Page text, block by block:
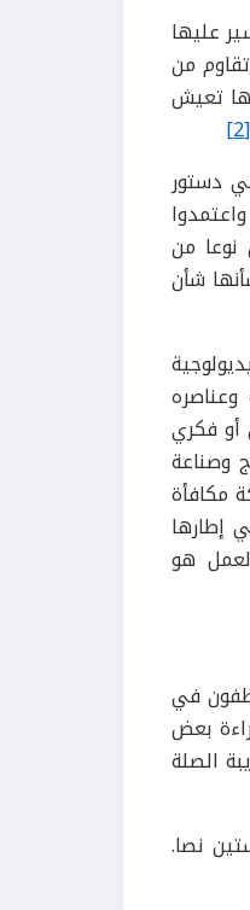
عليها
من
تعيش
[2]
دستور
نوعا من
شأن
أو فكري
وصناعة
مكافأة
إطارها
هو
في
بعض
الصلة
وصل عدد نصوصه إلى (160) مائة وستين نصا.